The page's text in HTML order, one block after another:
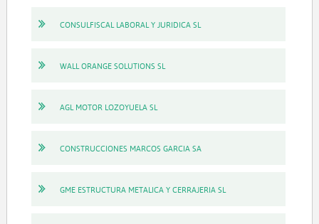
CONSULFISCAL LABORAL Y JURIDICA SL
WALL ORANGE SOLUTIONS SL
AGL MOTOR LOZOYUELA SL
CONSTRUCCIONES MARCOS GARCIA SA
GME ESTRUCTURA METALICA Y CERRAJERIA SL